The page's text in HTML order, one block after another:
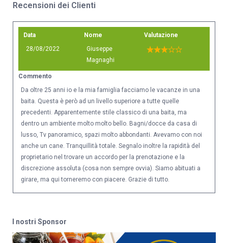
Recensioni dei Clienti
Data
28/08/2022
Nome
Giuseppe
Magnaghi
Valutazione
Commento
Da oltre 25 anni io e la mia famiglia facciamo le vacanze in una
baita. Questa è però ad un livello superiore a tutte quelle
precedenti. Apparentemente stile classico di una baita, ma
dentro un ambiente molto molto bello. Bagni/docce da casa di
lusso, Tv panoramico, spazi molto abbondanti. Avevamo con noi
anche un cane. Tranquillità totale. Segnalo inoltre la rapidità del
proprietario nel trovare un accordo per la prenotazione e la
discrezione assoluta (cosa non sempre ovvia). Siamo abituati a
girare, ma qui torneremo con piacere. Grazie di tutto.
I nostri Sponsor